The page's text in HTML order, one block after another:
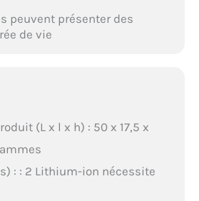
peuvent présenter des
de vie
(L x l x h) : 50 x 17,5 x
: : 2 Lithium-ion nécessite